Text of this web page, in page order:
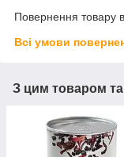
Повернення товару
Всі умови
З цим товаром